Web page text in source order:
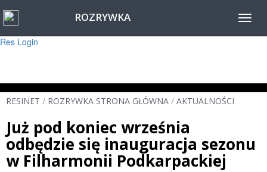
Warning
: session_start(): Failed to read session data: user (path: ) in
Res Login
ROZRYWKA
RESINET / ROZRYWKA STRONA GŁÓWNA / AKTUALNOŚCI
Już pod koniec września
odbędzie się inauguracja sezonu
w Filharmonii Podkarpackiej